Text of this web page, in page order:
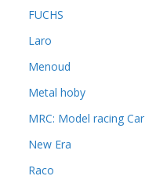
FUCHS
Laro
Menoud
Metal hoby
MRC: Model racing Car
New Era
Raco